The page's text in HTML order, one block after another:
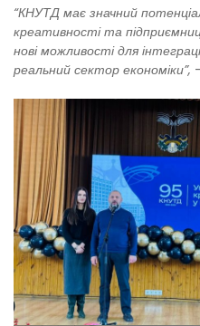
“КНУТД має значний
креативності та
нові можливості для
реальний сектор економіки”,